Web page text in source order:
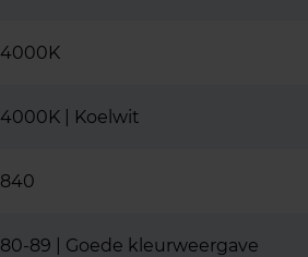
4000K
4000K | Koelwit
840
80-89 | Goede kleurweergave